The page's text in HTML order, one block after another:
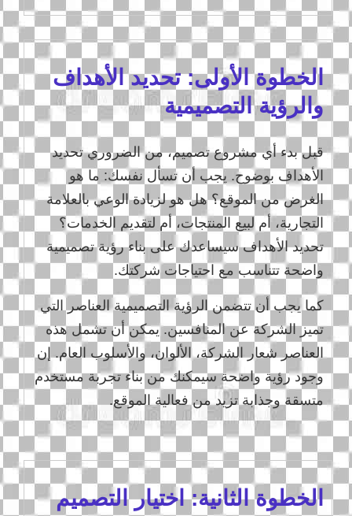
الخطوة الأولى: تحديد الأهداف
والرؤية التصميمية
قبل بدء أي مشروع تصميم، من الضروري تحديد
الأهداف بوضوح. يجب أن تسأل نفسك: ما هو
الغرض من الموقع؟ هل هو لزيادة الوعي بالعلامة
التجارية، أم لبيع المنتجات، أم لتقديم الخدمات؟
تحديد الأهداف سيساعدك على بناء رؤية تصميمية
واضحة تتناسب مع احتياجات شركتك.
كما يجب أن تتضمن الرؤية التصميمية العناصر التي
تميز الشركة عن المنافسين. يمكن أن تشمل هذه
العناصر شعار الشركة، الألوان، والأسلوب العام. إن
وجود رؤية واضحة سيمكنك من بناء تجربة مستخدم
متسقة وجذابة تزيد من فعالية الموقع.
الخطوة الثانية: اختيار التصميم